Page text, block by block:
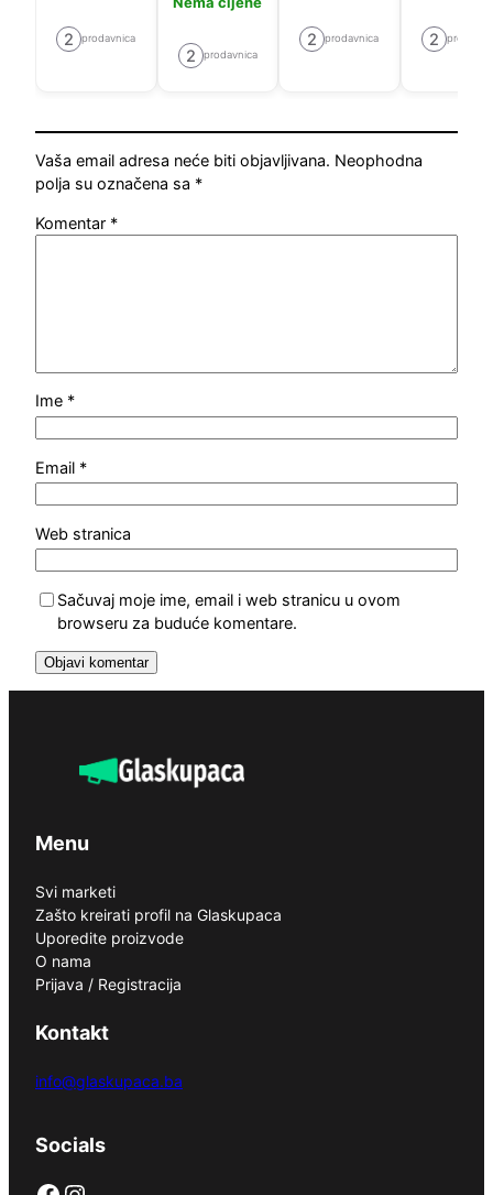
2 prodavnica
2 prodavnica
2 prodavnica 2
Vaša email adresa neće biti objavljivana. Neophodna
polja su označena sa *
Komentar *
Ime *
Email *
Web stranica
Sačuvaj moje ime, email i web stranicu u ovom
browseru za buduće komentare.
Menu
Svi marketi
Zašto kreirati profil na Glaskupaca
Uporedite proizvode
O nama
Prijava / Registracija
Kontakt
info@glaskupaca.ba
Socials